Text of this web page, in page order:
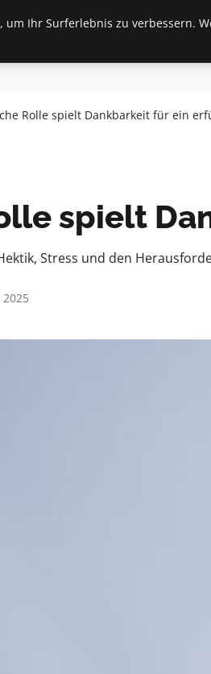
Startseite Finanzen &
Rolle spielt Dankbarkeit für ein
spielt
Stress und den
um Ihr Surferlebnis zu verbessern.